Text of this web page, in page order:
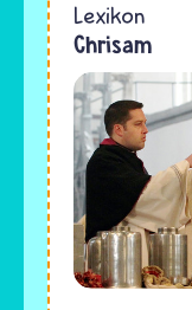
Lexikon
Chrisam